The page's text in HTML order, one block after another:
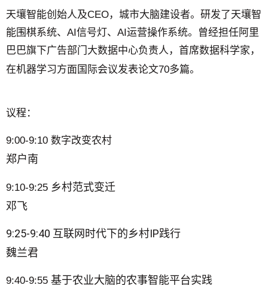
天壤智能创始人及CEO，城市大脑建设者。研发了天壤智
能围棋系统、AI信号灯、AI运营操作系统。曾经担任阿里
巴巴旗下广告部门大数据中心负责人，首席数据科学家，
在机器学习方面国际会议发表论文70多篇。
议程：
9:00-9:10 数字改变农村
郑户南
9:10-9:25 乡村范式变迁
邓飞
9:25-9:40 互联网时代下的乡村IP践行
魏兰君
9:40-9:55 基于农业大脑的农事智能平台实践